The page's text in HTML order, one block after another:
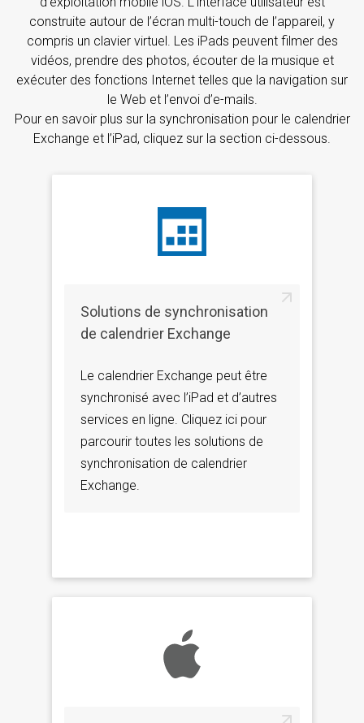
construite autour de l’écran multi-touch de l’appareil, y
compris un clavier virtuel. Les iPads peuvent filmer des
vidéos, prendre des photos, écouter de la musique et
exécuter des fonctions Internet telles que la navigation sur
le Web et l’envoi d’e-mails.
Pour en savoir plus sur la synchronisation pour le calendrier
Exchange et l’iPad, cliquez sur la section ci-dessous.
Solutions de synchronisation
de calendrier Exchange
Le calendrier Exchange peut être
synchronisé avec l’iPad et d’autres
services en ligne. Cliquez ici pour
parcourir toutes les solutions de
synchronisation de calendrier
Exchange.